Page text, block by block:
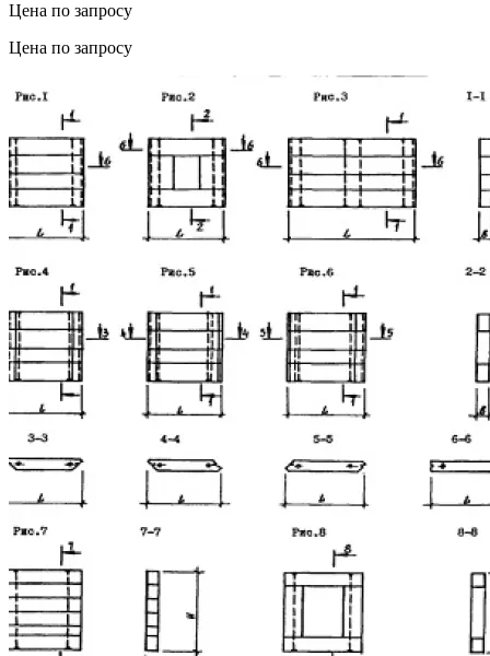
Цена по запросу
Цена по запросу